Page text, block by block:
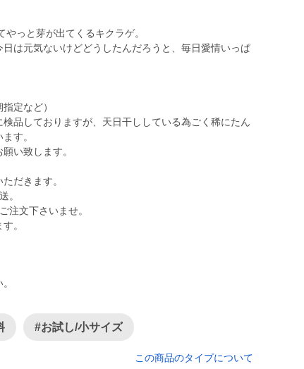
っと芽が出てくるキクラゲ。
は元気ないけどどうしたんだろうと、毎日愛情いっぱ
定など）
品しておりますが、天日干ししている為ごく稀にたん
す。
い致します。
だきます。
。
注文下さいませ。
#お試し/小サイズ
この商品のタイプについて